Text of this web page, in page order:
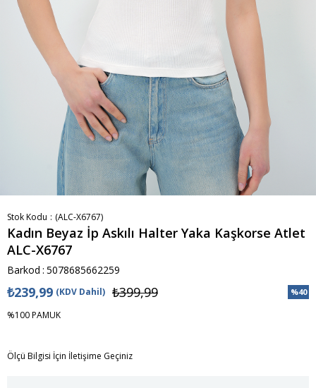
Stok Kodu (ALC-X6767)
Kadın Beyaz İp Askılı Halter Yaka Kaşkorse Atlet
ALC-X6767
Barkod : 5078685662259
%40
₺399,99
₺239,99 (KDV Dahil)
%100 PAMUK
Ölçü Bilgisi İçin İletişime Geçiniz